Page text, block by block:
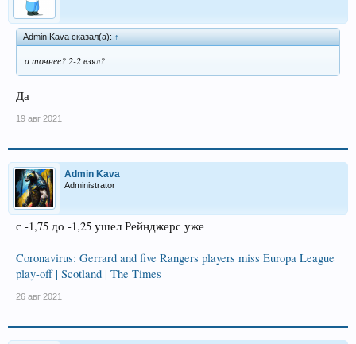
Admin Kava сказал(а): ↑
а точнее? 2-2 взял?
Да
19 авг 2021
Admin Kava
Administrator
с -1,75 до -1,25 ушел Рейнджерс уже
Coronavirus: Gerrard and five Rangers players miss Europa League
play-off | Scotland | The Times
26 авг 2021